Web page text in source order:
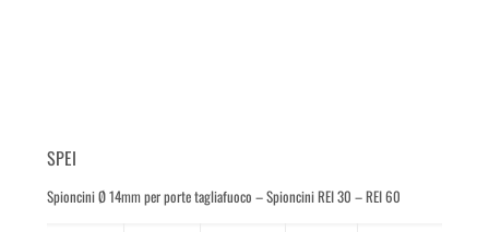
SPEI
Spioncini Ø 14mm per porte tagliafuoco – Spioncini REI 30 – REI 60